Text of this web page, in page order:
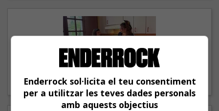
Carmen y María
Enderrock sol·licita el teu consentiment
per a utilitzar les teves dades personals
amb aquests objectius